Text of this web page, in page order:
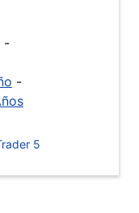
-
-
5